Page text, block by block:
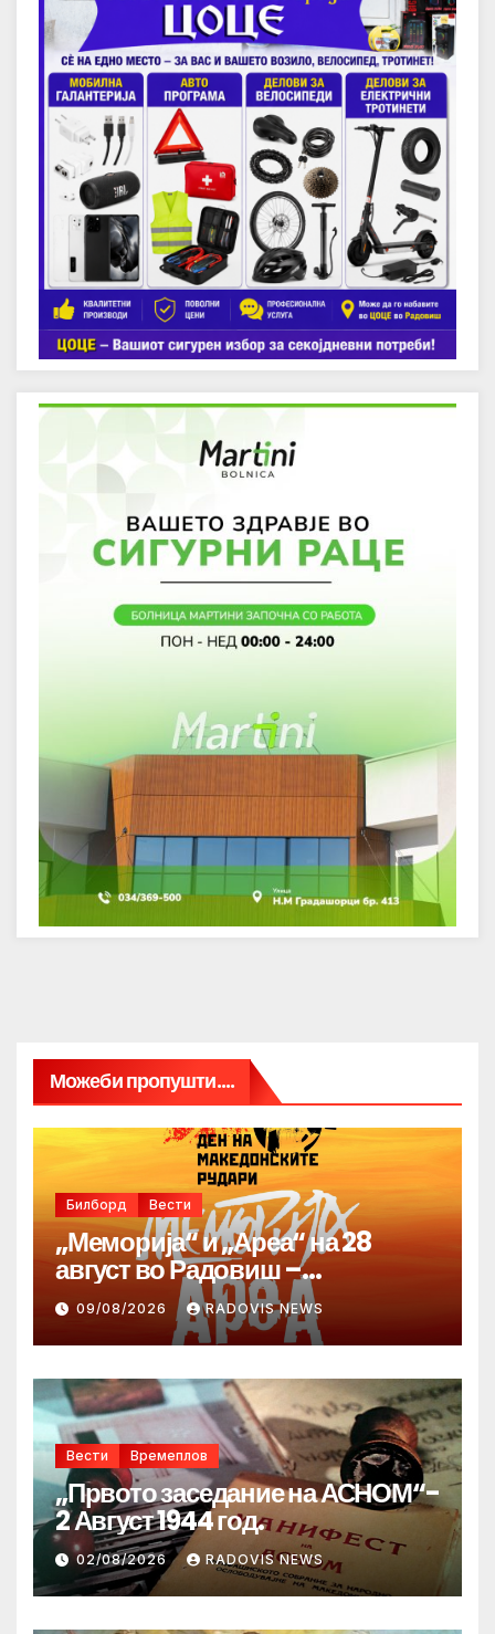
Можеби пропушти....
Билборд Вести
„Меморија“ и „Ареа“ на 28
август во Радовиш –
продолжува традицијата за
Денот на македонските рудари
09/08/2026 RADOVIS NEWS
Вести Времеплов
„Првото заседание на АСНОМ“-
2 Август 1944 год.
02/08/2026 RADOVIS NEWS